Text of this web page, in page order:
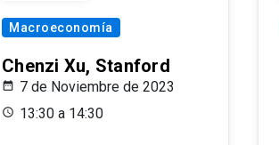
Macroeconomía
Chenzi Xu, Stanford
7 de Noviembre de 2023
13:30 a 14:30